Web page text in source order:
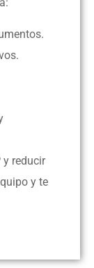
y reducir
y te